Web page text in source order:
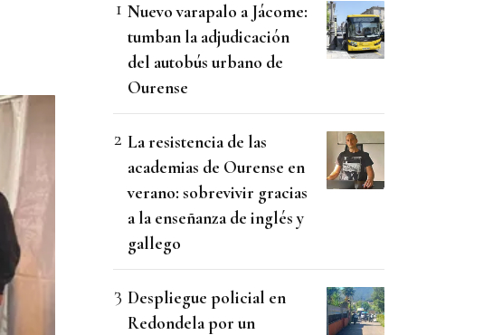
Nuevo varapalo a Jácome:
tumban la adjudicación
del autobús urbano de
Ourense
La resistencia de las
academias de Ourense en
verano: sobrevivir gracias
a la enseñanza de inglés y
gallego
Despliegue policial en
Redondela por un